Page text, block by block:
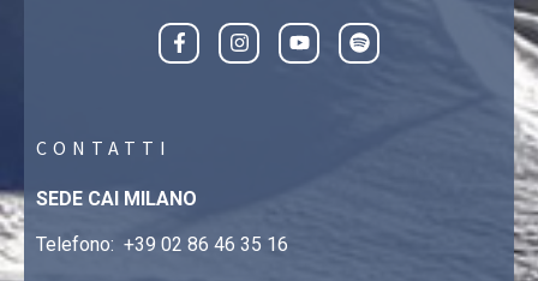
CONTATTI
SEDE CAI MILANO
Telefono: +39 02 86 46 35 16